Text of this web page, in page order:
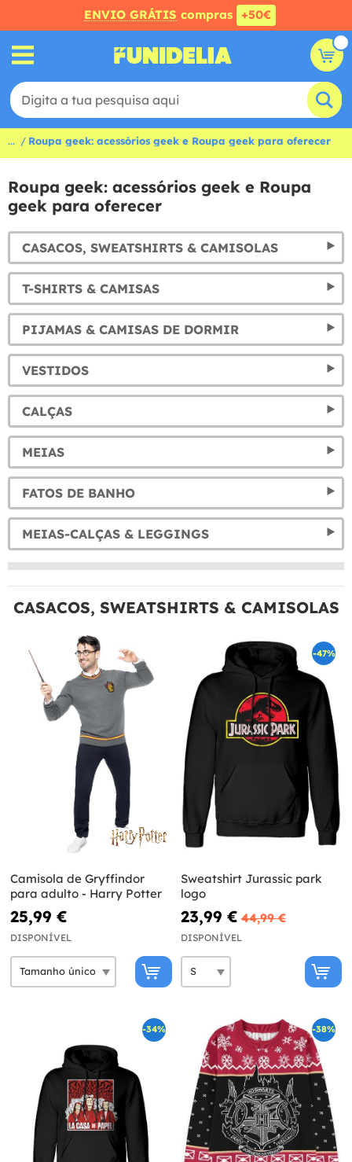
ENVIO GRÁTIS compras +50€
... Roupa geek: acessórios geek e Roupa geek para oferecer
Roupa geek: acessórios geek e Roupa
geek para oferecer
CASACOS, SWEATSHIRTS & CAMISOLAS
T-SHIRTS & CAMISAS
PIJAMAS & CAMISAS DE DORMIR
VESTIDOS
CALÇAS
MEIAS
FATOS DE BANHO
MEIAS-CALÇAS & LEGGINGS
CASACOS, SWEATSHIRTS & CAMISOLAS
Camisola de Gryffindor
para adulto - Harry Potter
25,99 €
DISPONÍVEL
-47%
Sweatshirt Jurassic park
logo
23,99 € 44,99 €
DISPONÍVEL
-34% -38%